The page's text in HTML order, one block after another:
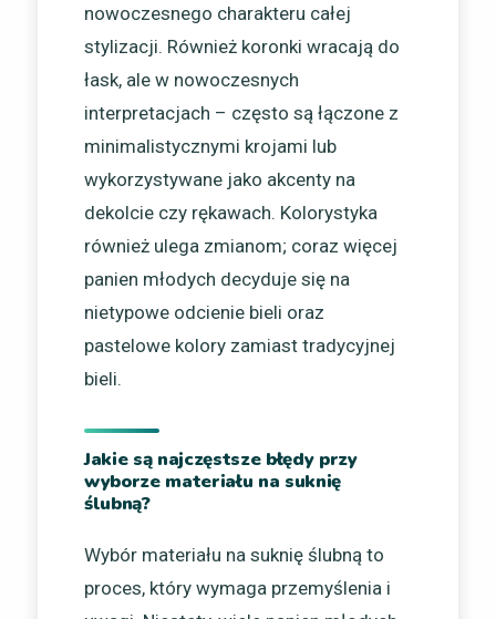
nowoczesnego charakteru całej
stylizacji. Również koronki wracają do
łask, ale w nowoczesnych
interpretacjach – często są łączone z
minimalistycznymi krojami lub
wykorzystywane jako akcenty na
dekolcie czy rękawach. Kolorystyka
również ulega zmianom; coraz więcej
panien młodych decyduje się na
nietypowe odcienie bieli oraz
pastelowe kolory zamiast tradycyjnej
bieli.
Jakie są najczęstsze błędy przy
wyborze materiału na suknię
ślubną?
Wybór materiału na suknię ślubną to
proces, który wymaga przemyślenia i